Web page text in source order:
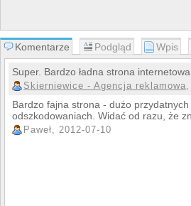
Komentarze Podgląd Wpis
Super. Bardzo ładna strona internetowa
Skierniewice - Agencja reklamowa
Bardzo fajna strona - dużo
odszkodowaniach. Widać od razu, że
Paweł, 2012-07-10